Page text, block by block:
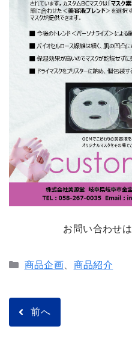
お問い合わせは
カ
リ
商品企画 商品紹介
前へ